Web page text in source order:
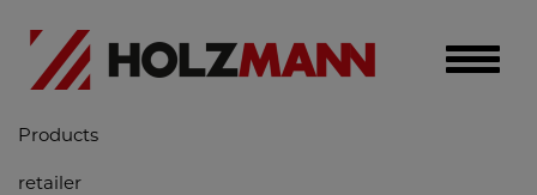
Toggle
Products
retailer